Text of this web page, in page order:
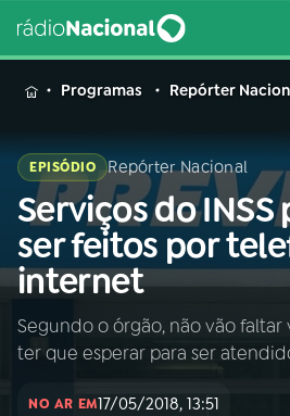
MENU
Buscar
na
Rádio
Nacional
Buscar
AO VIVO
INÍCIO
Programas Repórter
EPISÓDIO Repórter Nacional
Serviços do INSS
ser feitos por
internet
Segundo o órgão, não vão
ter que esperar para ser
NO AR EM17/05/2018, 13:51